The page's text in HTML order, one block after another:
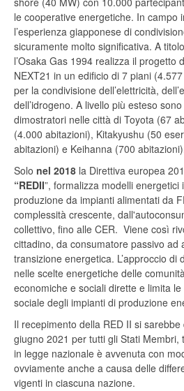
le cooperative energetiche. In campo
l’esperienza giapponese di
sicuramente molto significativa. A
l’Osaka Gas 1994 realizza il progetto
NEXT21 in un edificio di 7 piani
per la condivisione dell’elettricità,
dell’idrogeno. A livello più esteso
dimostratori nelle città di Toyota (67
(4.000 abitazioni), Kitakyushu (50
abitazioni) e Keihanna (700
Solo nel 2018 la Direttiva europea
“REDII”, formalizza modelli energetici
produzione da impianti alimentati da
complessità crescente,
collettivo, fino alle CER. Viene così
cittadino, da consumatore passivo ad
transizione energetica. L’approccio di
nelle scelte energetiche delle
economiche e sociali dirette e limita
sociale degli impianti di produzione
Il recepimento della RED II si
giugno 2021 per tutti gli Stati Membri,
in legge nazionale è avvenuta con
ovviamente anche a causa delle
vigenti in ciascuna nazione.